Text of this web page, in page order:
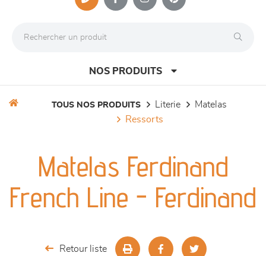
NOS PRODUITS
séjours
meubles de complément
TOUS NOS PRODUITS literie
matelas
ressorts
Matelas Ferdinand
French Line - Ferdinand
Retour liste